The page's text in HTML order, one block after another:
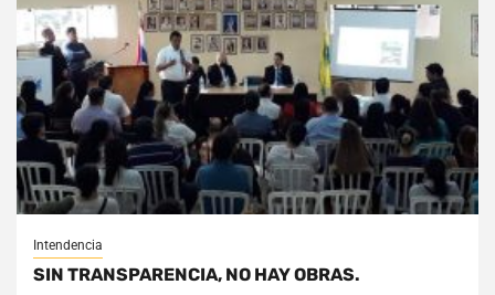
Intendencia
SIN TRANSPARENCIA, NO HAY OBRAS.